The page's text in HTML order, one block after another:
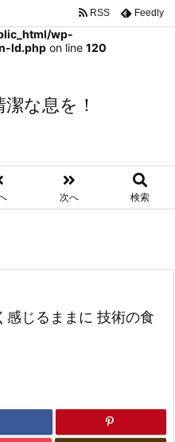
wp-
ld.php on line 120
な息を！
次へ 検索
RSS Feedly
じるままに 技術の食